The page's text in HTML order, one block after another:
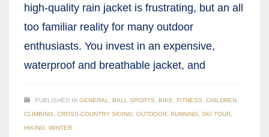
high-quality rain jacket is frustrating, but an all
too familiar reality for many outdoor
enthusiasts. You invest in an expensive,
waterproof and breathable jacket, and
PUBLISHED IN GENERAL BALL SPORTS BIKE FITNESS CHILDREN
CLIMBING CROSS-COUNTRY SKIING OUTDOOR RUNNING SKI TOUR
HIKING WINTER